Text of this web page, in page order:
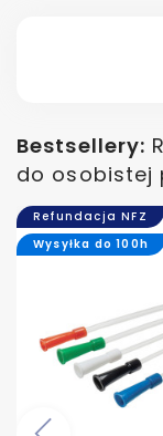
Bestsellery:
do osobistej
Refundacja NFZ
Wysyłka do 100h